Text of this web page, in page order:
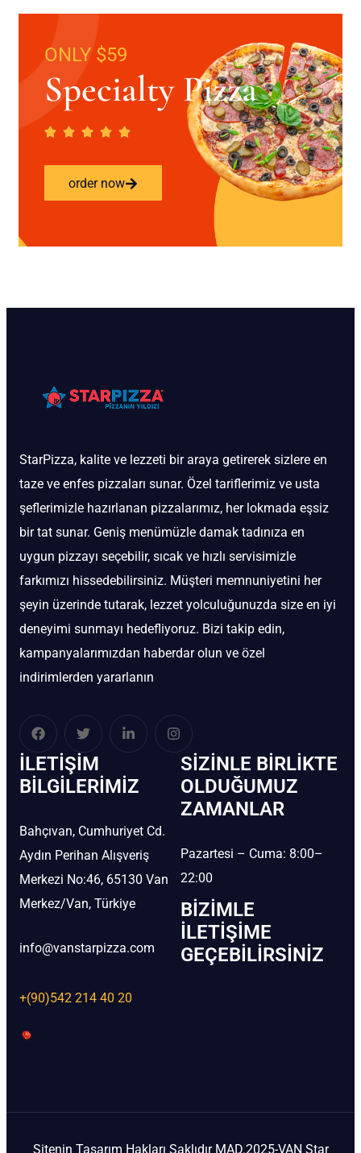
ONLY $59
Specialty Pizza
order now
StarPizza, kalite ve lezzeti bir araya getirerek sizlere en
taze ve enfes pizzaları sunar. Özel tariflerimiz ve usta
şeflerimizle hazırlanan pizzalarımız, her lokmada eşsiz
bir tat sunar. Geniş menümüzle damak tadınıza en
uygun pizzayı seçebilir, sıcak ve hızlı servisimizle
farkımızı hissedebilirsiniz. Müşteri memnuniyetini her
şeyin üzerinde tutarak, lezzet yolculuğunuzda size en iyi
deneyimi sunmayı hedefliyoruz. Bizi takip edin,
kampanyalarımızdan haberdar olun ve özel
indirimlerden yararlanın
İLETIŞIM
BİLGILERIMIZ
Bahçıvan, Cumhuriyet Cd.
Aydın Perihan Alışveriş
Merkezi No:46, 65130 Van
Merkez/Van, Türkiye
info@vanstarpizza.com
+(90)542 214 40 20
SIZINLE BIRLIKTE
OLDUĞUMUZ
ZAMANLAR
Pazartesi – Cuma: 8:00–
22:00
BIZIMLE
İLETIŞIME
GEÇEBILIRSINIZ
Sitenin Tasarım Hakları Saklıdır MAD.2025-VAN Star